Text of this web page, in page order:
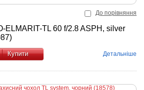
До порівняння
ELMARIT-TL 60 f/2.8 ASPH, silver
Купити Детальніше